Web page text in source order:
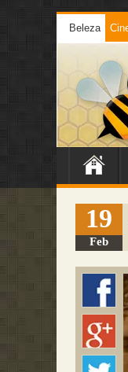
Beleza
19
Feb